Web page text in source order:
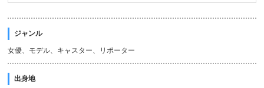
ジャンル
女優、モデル、キャスター、リポーター
出身地